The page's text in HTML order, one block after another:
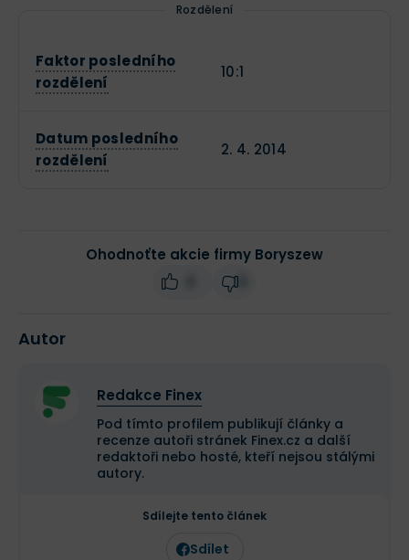
Rozdělení
Faktor posledního
rozdělení
10:1
Datum posledního
rozdělení
2. 4. 2014
Ohodnoťte akcie firmy Boryszew
Autor
Redakce Finex
Pod tímto profilem publikují články a
recenze autoři stránek Finex.cz a další
redaktoři nebo hosté, kteří nejsou stálými
autory.
Sdílejte tento článek
Sdílet